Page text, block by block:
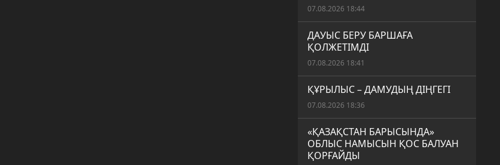
07.08.2026 18:44
ДАУЫС БЕРУ БАРШАҒА
ҚОЛЖЕТІМДІ
07.08.2026 18:41
ҚҰРЫЛЫС – ДАМУДЫҢ ДІҢГЕГІ
07.08.2026 18:36
«ҚАЗАҚСТАН БАРЫСЫНДА»
ОБЛЫС НАМЫСЫН ҚОС БАЛУАН
ҚОРҒАЙДЫ